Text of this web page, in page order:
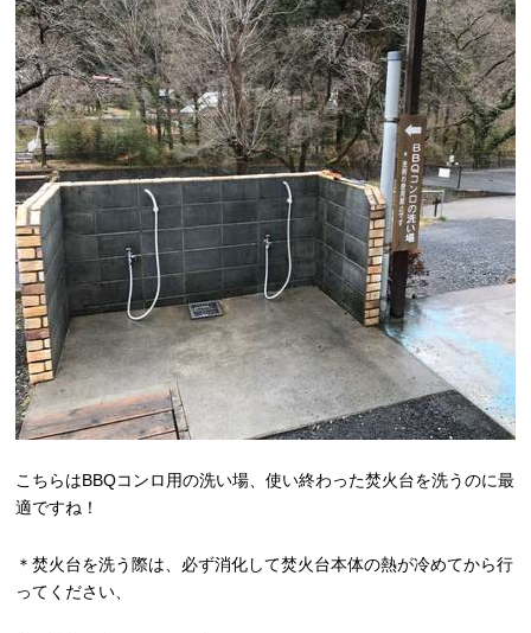
こちらはBBQコンロ用の洗い場、使い終わった焚火台を洗うのに最
適ですね！
＊焚火台を洗う際は、必ず消化して焚火台本体の熱が冷めてから行
ってください、